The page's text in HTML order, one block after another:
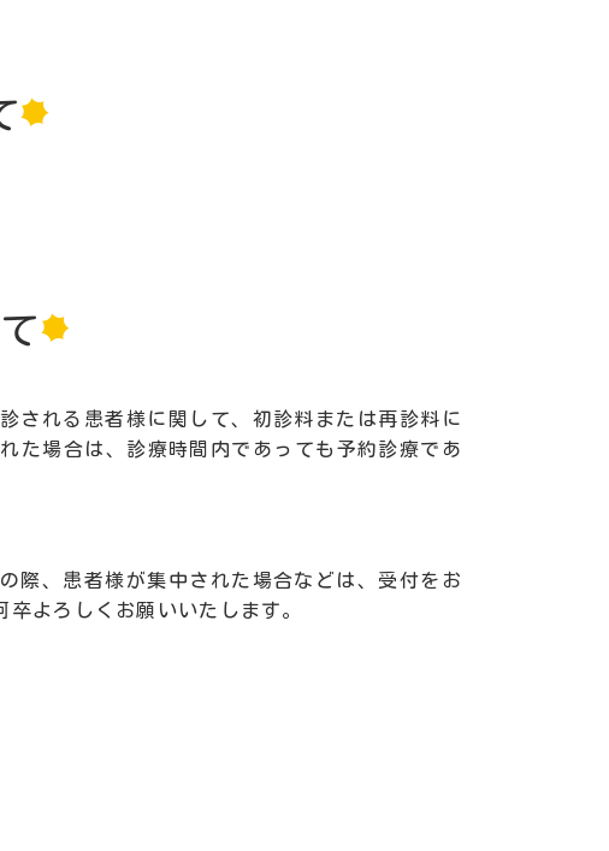
される患者様に関して、初診料または再診料に
た場合は、診療時間内であっても予約診療であ
際、患者様が集中された場合などは、受付をお
よろしくお願いいたします。